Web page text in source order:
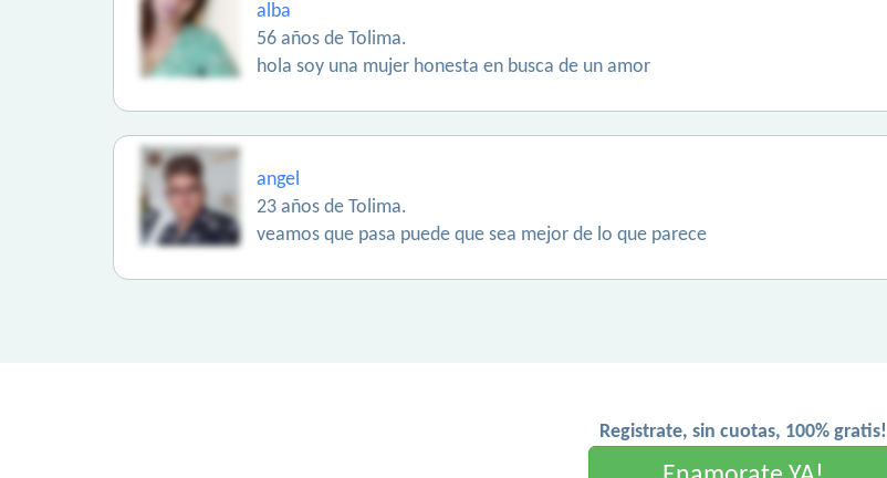
alba
56 años de Tolima.
hola soy una mujer honesta en busca de un amor
angel
23 años de Tolima.
veamos que pasa puede que sea mejor de lo que parece
Registrate, sin cuotas, 100% gratis!